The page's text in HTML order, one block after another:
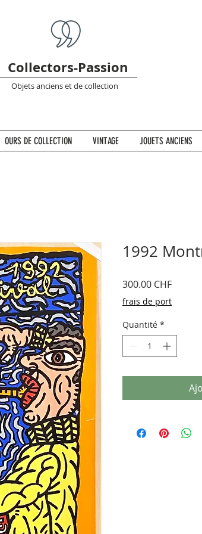
Collectors-Passion
Objets anciens et de collection
OURS DE COLLECTION VINTAGE JOUETS ANCIENS
1992
300.00 CHFPrix
frais de port
Quantité *